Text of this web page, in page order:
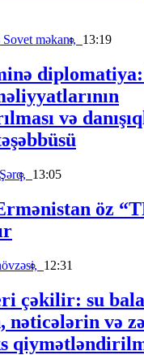
məkanı, 13:19
və
13:05
öz
12:31
çəkilir: su
nəticələrin və